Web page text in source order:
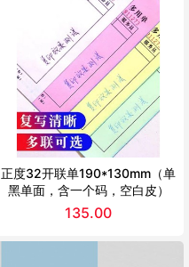
正度32开联单190*130mm（单
黑单面，含一个码，空白皮）
135.00